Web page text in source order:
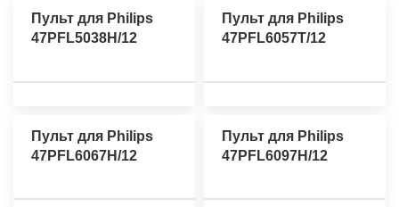
Пульт для Philips
47PFL5038H/12
Пульт для Philips
47PFL6057T/12
Пульт для Philips
47PFL6067H/12
Пульт для Philips
47PFL6097H/12